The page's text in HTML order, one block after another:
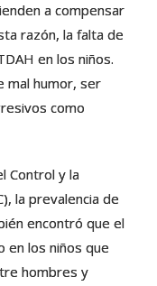
a compensar
razón, la falta de
en los niños.
mal humor, ser
como
Control y la
la prevalencia de
encontró que el
en los niños que
hombres y